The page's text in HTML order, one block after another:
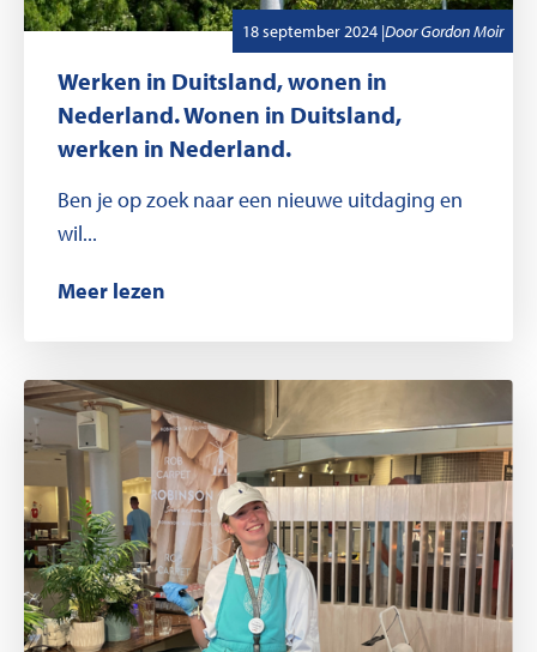
18 september 2024 |,Geschreven door
DoorGordon Moir
Werken in Duitsland, wonen in
Nederland. Wonen in Duitsland,
werken in Nederland.
Ben je op zoek naar een nieuwe uitdaging en
wil...
Meer lezen